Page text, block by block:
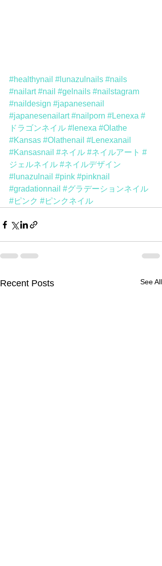
#healthynail #lunazulnails #nails
#nailart #nail #gelnails #nailstagram
#naildesign #japanesenail
#japanesenailart #nailporn #Lenexa #
ドラゴンネイル #lenexa #Olathe
#Kansas #Olathenail #Lenexanail
#Kansasnail #ネイル #ネイルアート #
ジェルネイル #ネイルデザイン
#lunazulnail #pink #pinknail
#gradationnail #グラデーションネイル
#ピンク #ピンクネイル
Recent Posts See All